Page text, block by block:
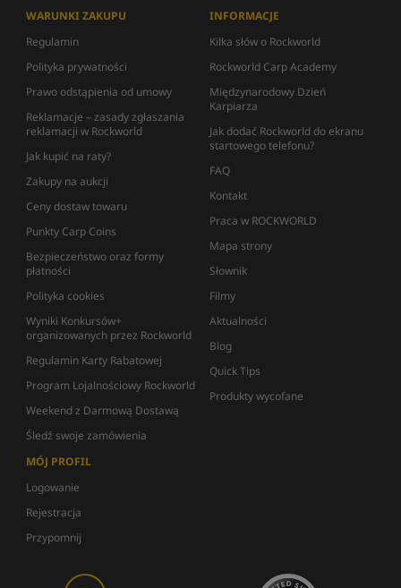
WARUNKI ZAKUPU
Regulamin
Polityka prywatności
Prawo odstąpienia od umowy
Reklamacje – zasady zgłaszania
reklamacji w Rockworld
Jak kupić na raty?
Zakupy na aukcji
Ceny dostaw towaru
Punkty Carp Coins
Bezpieczeństwo oraz formy
płatności
Polityka cookies
Wyniki Konkursów+
organizowanych przez Rockworld
Regulamin Karty Rabatowej
Program Lojalnościowy Rockworld
Weekend z Darmową Dostawą
Śledź swoje zamówienia
INFORMACJE
Kilka słów o Rockworld
Rockworld Carp Academy
Międzynarodowy Dzień
Karpiarza
Jak dodać Rockworld do ekranu
startowego telefonu?
FAQ
Kontakt
Praca w ROCKWORLD
Mapa strony
Słownik
Filmy
Aktualności
Blog
Quick Tips
Produkty wycofane
MÓJ PROFIL
Logowanie
Rejestracja
Przypomnij